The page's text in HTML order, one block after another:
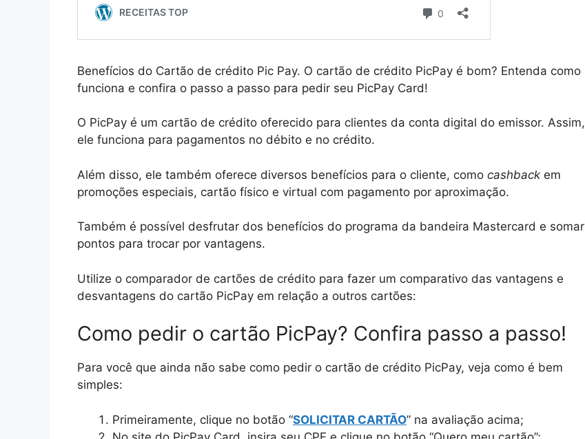
Benefícios do Cartão de crédito Pic Pay. O cartão de crédito PicPay é bom? Entenda como
funciona e confira o passo a passo para pedir seu PicPay Card!
O PicPay é um cartão de crédito oferecido para clientes da conta digital do emissor. Assim,
ele funciona para pagamentos no débito e no crédito.
Além disso, ele também oferece diversos benefícios para o cliente, como cashback em
promoções especiais, cartão físico e virtual com pagamento por aproximação.
Também é possível desfrutar dos benefícios do programa da bandeira Mastercard e somar
pontos para trocar por vantagens.
Utilize o comparador de cartões de crédito para fazer um comparativo das vantagens e
desvantagens do cartão PicPay em relação a outros cartões:
Como pedir o cartão PicPay? Confira passo a passo!
Para você que ainda não sabe como pedir o cartão de crédito PicPay, veja como é bem
simples:
Primeiramente, clique no botão “SOLICITAR CARTÃO” na avaliação acima;